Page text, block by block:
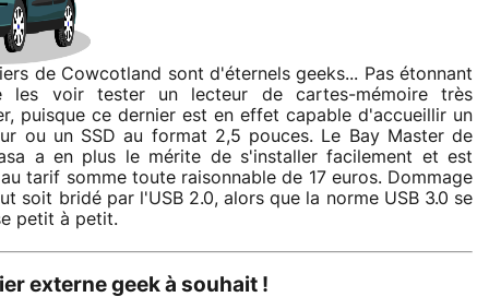
de Cowcotland sont d'éternels geeks... Pas étonnant
les voir tester un lecteur de cartes-mémoire très
puisque ce dernier est en effet capable d'accueillir un
ou un SSD au format 2,5 pouces. Le Bay Master de
a en plus le mérite de s'installer facilement et est
tarif somme toute raisonnable de 17 euros. Dommage
soit bridé par l'USB 2.0, alors que la norme USB 3.0 se
petit à petit.
externe geek à souhait !